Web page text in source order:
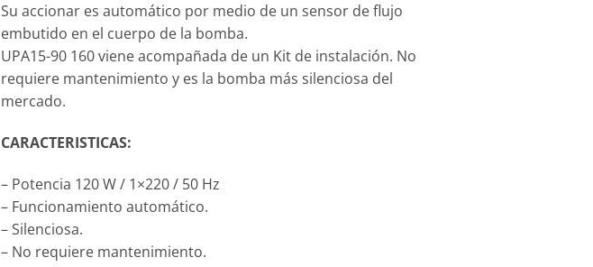
Su accionar es automático por medio de un sensor de flujo
embutido en el cuerpo de la bomba.
UPA15-90 160 viene acompañada de un Kit de instalación. No
requiere mantenimiento y es la bomba más silenciosa del
mercado.
CARACTERISTICAS:
– Potencia 120 W / 1×220 / 50 Hz
– Funcionamiento automático.
– Silenciosa.
– No requiere mantenimiento.